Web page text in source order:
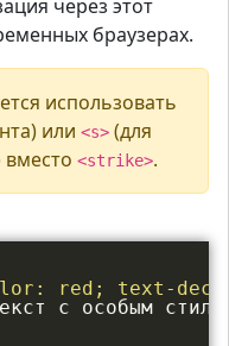
через этот
браузерах.
использовать
или <s> (для
<strike>.
red; text-
с особым